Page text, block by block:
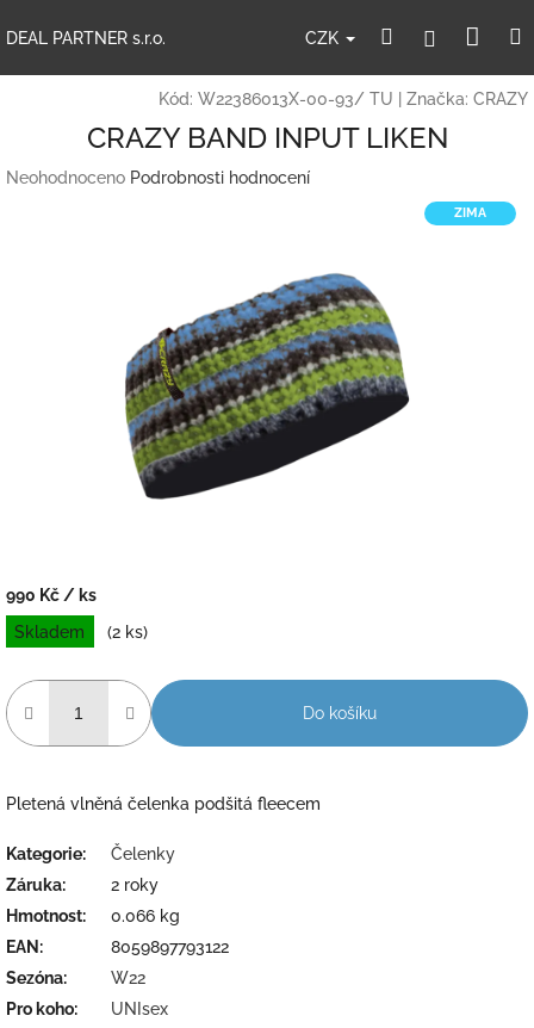
naDEAL PARTNER s.r.o. CZK HledatPřihlášení
Kód: W22386013X-00-93/ TU Značka: CRAZY
CRAZY BAND INPUT LIKEN
Průměrné
Neohodnoceno Podrobnosti hodnocení
ZIMA
990 Kč / ks
Měrná
cena:
Skladem (2 ks)
Do košíku
Pletená vlněná čelenka podšitá fleecem
Kategorie:
Čelenky
Záruka:
2 roky
Hmotnost:
0.066 kg
EAN :
8059897793122
Sezóna:
W22
Pro koho:
UNIsex